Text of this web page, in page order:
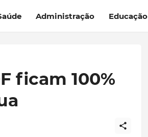
Administração Educação
ficam 100%